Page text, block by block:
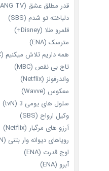
قدر مطلق عشق (COUPANG TV)
دلباخته تو شدم (SBS)
قلمرو طلا (Disney+)
مترسک (ENA)
همه داریم تلاش میکنیم (jTBC)
تاج بی‌ نقص (MBC)
واندرفولز (Netflix)
معکوس (Wavve)
سلول های یومی 3 (tvN)
وکیل ارواح (SBS)
آرزو های مرگبار (Netflix)
رویاهای دیوانه‌ وار بتنی (tvN)
اوج قدرت (ENA)
آبرو (ENA)